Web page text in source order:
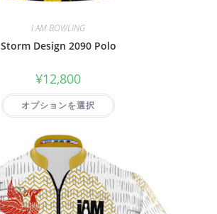
I AM BOWLING
Storm Design 2090 Polo
¥12,800
オプションを選択